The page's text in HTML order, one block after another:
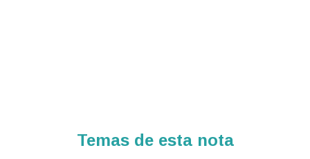
Temas de esta nota